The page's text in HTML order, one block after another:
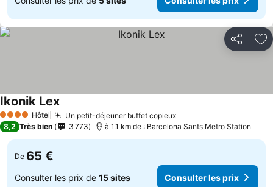
Partager
4 Étoiles Hôtel Un petit-déjeuner buffet copieux
Ikonik Lex
8,2 Très bien 3 773 à 1.1 km de : Barcelona Sants Metro Station
De 65 €
Consulter les prix de 15 sites Consulter les prix